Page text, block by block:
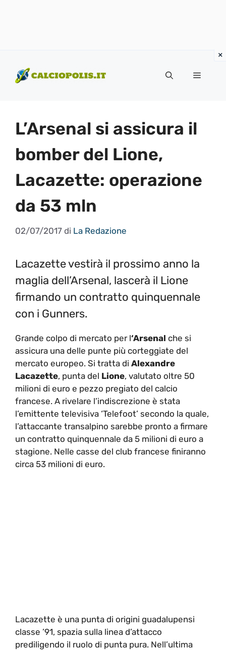
contenuto
Menu
L’Arsenal si assicura il
bomber del Lione,
Lacazette: operazione
da 53 mln
02/07/2017 di La Redazione
Lacazette vestirà il prossimo anno la
maglia dell’Arsenal, lascerà il Lione
firmando un contratto quinquennale
con i Gunners.
Grande colpo di mercato per l‘Arsenal che si
assicura una delle punte più corteggiate del
mercato europeo. Si tratta di Alexandre
Lacazette, punta del Lione, valutato oltre 50
milioni di euro e pezzo pregiato del calcio
francese. A rivelare l’indiscrezione è stata
l’emittente televisiva ‘Telefoot’ secondo la quale,
l’attaccante transalpino sarebbe pronto a firmare
un contratto quinquennale da 5 milioni di euro a
stagione. Nelle casse del club francese finiranno
circa 53 milioni di euro.
Lacazette è una punta di origini guadalupensi
classe ’91, spazia sulla linea d’attacco
prediligendo il ruolo di punta pura. Nell’ultima